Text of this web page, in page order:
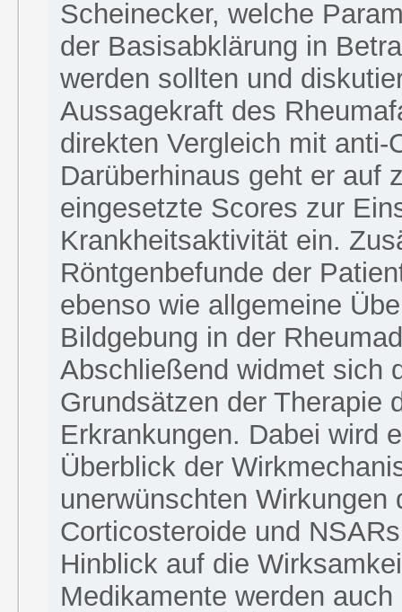
Scheinecker, welche
der Basisabklärung in
werden sollten und
Aussagekraft des
direkten Vergleich mit anti-
Darüberhinaus geht er auf
eingesetzte Scores zur
Krankheitsaktivität ein.
Röntgenbefunde der
ebenso wie allgemeine
Bildgebung in der
Abschließend widmet sich
Grundsätzen der Therapie
Erkrankungen. Dabei wird
Überblick der
unerwünschten Wirkungen
Corticosteroide und
Hinblick auf die
Medikamente werden auch